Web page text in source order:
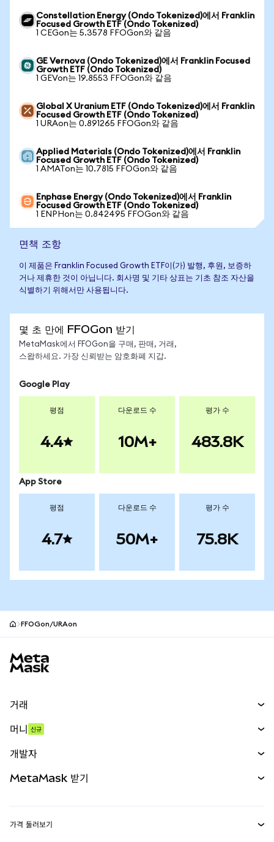
Constellation Energy (Ondo Tokenized)에서 Franklin
Focused Growth ETF (Ondo Tokenized)
1 CEGon는 5.3578 FFOGon와 같음
GE Vernova (Ondo Tokenized)에서 Franklin Focused
Growth ETF (Ondo Tokenized)
1 GEVon는 19.8553 FFOGon와 같음
Global X Uranium ETF (Ondo Tokenized)에서 Franklin
Focused Growth ETF (Ondo Tokenized)
1 URAon는 0.891265 FFOGon와 같음
Applied Materials (Ondo Tokenized)에서 Franklin
Focused Growth ETF (Ondo Tokenized)
1 AMATon는 10.7815 FFOGon와 같음
Enphase Energy (Ondo Tokenized)에서 Franklin
Focused Growth ETF (Ondo Tokenized)
1 ENPHon는 0.842495 FFOGon와 같음
면책 조항
이 제품은 Franklin Focused Growth ETF이(가) 발행, 후원, 보증하
거나 제휴한 것이 아닙니다. 회사명 및 기타 상표는 기초 참조 자산을
식별하기 위해서만 사용됩니다.
몇 초 만에 FFOGon 받기
MetaMask에서 FFOGon을 구매, 판매, 거래,
스왑하세요. 가장 신뢰받는 암호화폐 지갑.
Google Play
평점
4.4
다운로드 수
10M+
평가 수
483.8K
App Store
평점
4.7
다운로드 수
50M+
평가 수
75.8K
FFOGon/URAon
거래
무기한 선물
실물자산
머니 신규
개발자
MetaMask 받기
가격 둘러보기